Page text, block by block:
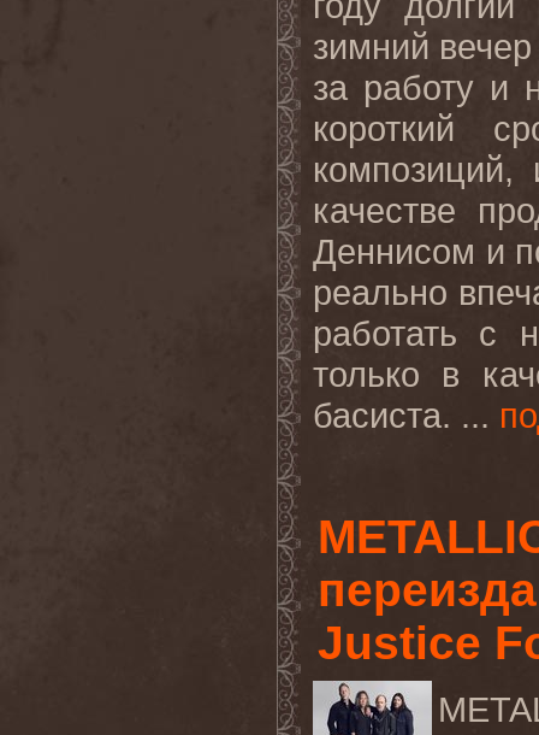
зимний
за работу и
короткий
качестве
Деннисом и
реально
работать с
только в
басиста. ...
Justice